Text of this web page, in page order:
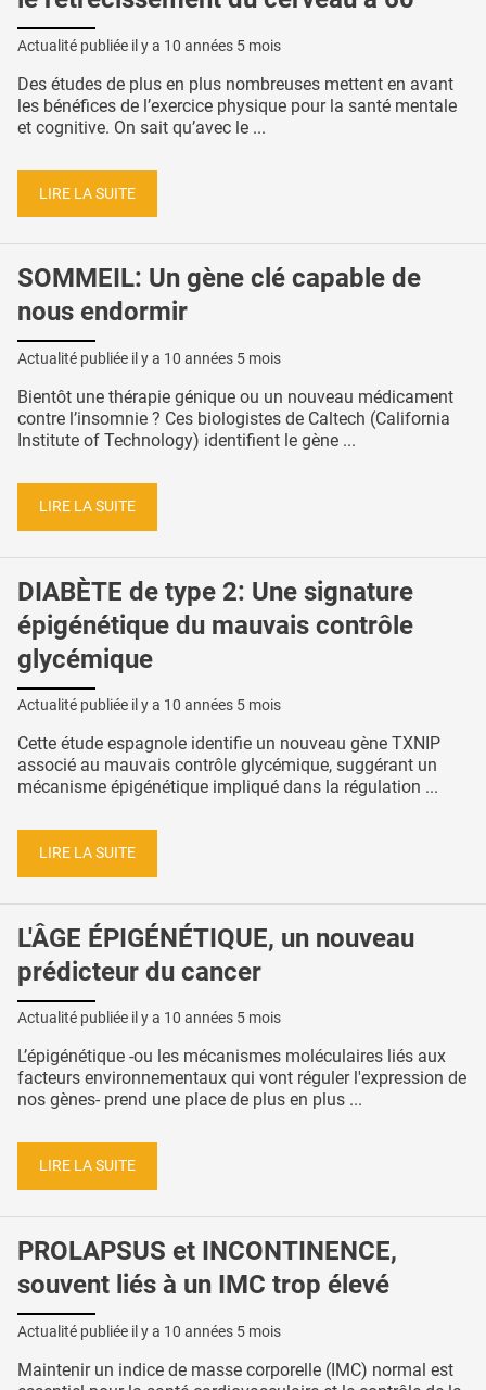
Actualité publiée il y a 10 années 5 mois
Des études de plus en plus nombreuses mettent en avant
les bénéfices de l’exercice physique pour la santé mentale
et cognitive. On sait qu’avec le ...
LIRE LA SUITE
SOMMEIL: Un gène clé capable de
nous endormir
Actualité publiée il y a 10 années 5 mois
Bientôt une thérapie génique ou un nouveau médicament
contre l’insomnie ? Ces biologistes de Caltech (California
Institute of Technology) identifient le gène ...
LIRE LA SUITE
DIABÈTE de type 2: Une signature
épigénétique du mauvais contrôle
glycémique
Actualité publiée il y a 10 années 5 mois
Cette étude espagnole identifie un nouveau gène TXNIP
associé au mauvais contrôle glycémique, suggérant un
mécanisme épigénétique impliqué dans la régulation ...
LIRE LA SUITE
L'ÂGE ÉPIGÉNÉTIQUE, un nouveau
prédicteur du cancer
Actualité publiée il y a 10 années 5 mois
L’épigénétique -ou les mécanismes moléculaires liés aux
facteurs environnementaux qui vont réguler l'expression de
nos gènes- prend une place de plus en plus ...
LIRE LA SUITE
PROLAPSUS et INCONTINENCE,
souvent liés à un IMC trop élevé
Actualité publiée il y a 10 années 5 mois
Maintenir un indice de masse corporelle (IMC) normal est